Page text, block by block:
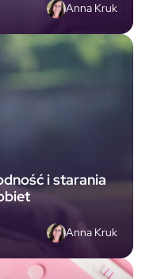
Anna Kruk
i starania
Anna Kruk